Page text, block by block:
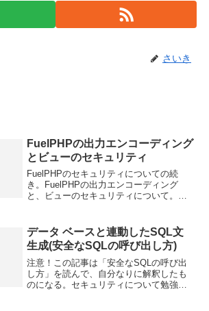
さいき
FuelPHPの出力エンコーディング
とビューのセキュリティ
FuelPHPのセキュリティについての続
き。FuelPHPの出力エンコーディング
と、ビューのセキュリティについて。ち
の形式のデータに変換すること。「符号
化」や「エンコー...
データ ベースと連動したSQL文
生成(安全なSQLの呼び出し方)
注意！この記事は「安全なSQLの呼び出
し方」を読んで、自分なりに解釈したも
のになる。セキュリティについて勉強し